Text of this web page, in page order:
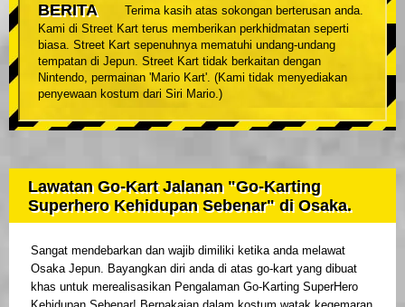
BERITA
Terima kasih atas sokongan berterusan anda.
Kami di Street Kart terus memberikan perkhidmatan seperti
biasa. Street Kart sepenuhnya mematuhi undang-undang
tempatan di Jepun. Street Kart tidak berkaitan dengan
Nintendo, permainan 'Mario Kart'. (Kami tidak menyediakan
penyewaan kostum dari Siri Mario.)
Lawatan Go-Kart Jalanan "Go-Karting
Superhero Kehidupan Sebenar" di Osaka.
Sangat mendebarkan dan wajib dimiliki ketika anda melawat
Osaka Jepun. Bayangkan diri anda di atas go-kart yang dibuat
khas untuk merealisasikan Pengalaman Go-Karting SuperHero